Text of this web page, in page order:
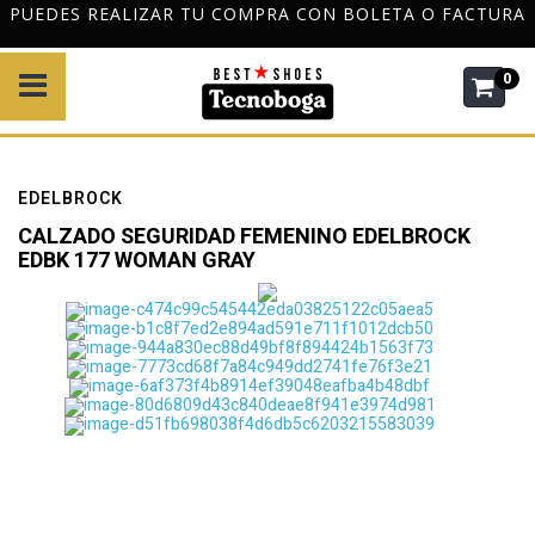
PUEDES REALIZAR TU COMPRA CON BOLETA O FACTURA
0
EDELBROCK
CALZADO SEGURIDAD FEMENINO EDELBROCK
EDBK 177 WOMAN GRAY